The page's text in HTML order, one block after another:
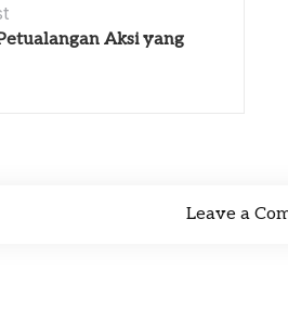
Aksi yang
Leave a